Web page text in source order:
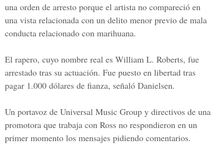
una orden de arresto porque el artista no compareció en
una vista relacionada con un delito menor previo de mala
conducta relacionado con marihuana.
El rapero, cuyo nombre real es William L. Roberts, fue
arrestado tras su actuación. Fue puesto en libertad tras
pagar 1.000 dólares de fianza, señaló Danielsen.
Un portavoz de Universal Music Group y directivos de una
promotora que trabaja con Ross no respondieron en un
primer momento los mensajes pidiendo comentarios.